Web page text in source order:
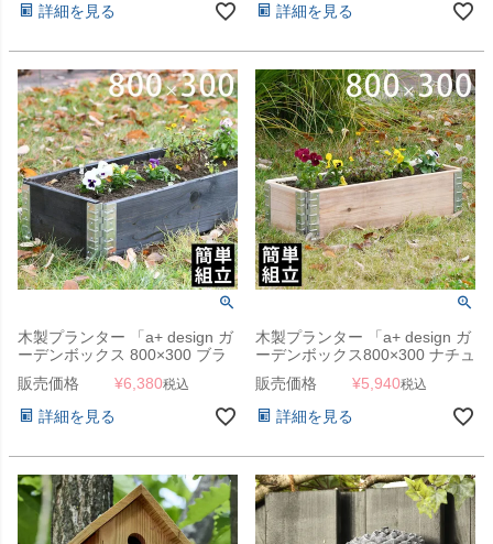
詳細を見る 詳細を見る
木製プランター 「a+ design ガ
ーデンボックス 800×300 ブラ
ック」
販売価格 ¥6,380税込
詳細を見る
木製プランター 「a+ design ガ
ーデンボックス800×300 ナチュ
ラル」
販売価格 ¥5,940税込
詳細を見る